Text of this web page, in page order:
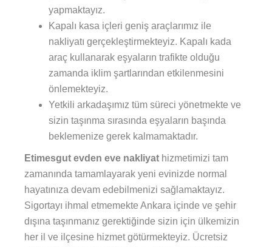
yapmaktayız.
Kapalı kasa içleri geniş araçlarımız ile
nakliyatı gerçekleştirmekteyiz. Kapalı kada
araç kullanarak eşyaların trafikte olduğu
zamanda iklim şartlarından etkilenmesini
önlemekteyiz.
Yetkili arkadaşımız tüm süreci yönetmekte ve
sizin taşınma sırasında eşyaların başında
beklemenize gerek kalmamaktadır.
Etimesgut evden eve nakliyat hizmetimizi tam
zamanında tamamlayarak yeni evinizde normal
hayatınıza devam edebilmenizi sağlamaktayız.
Sigortayı ihmal etmemekte Ankara içinde ve şehir
dışına taşınmanız gerektiğinde sizin için ülkemizin
her il ve ilçesine hizmet götürmekteyiz. Ücretsiz